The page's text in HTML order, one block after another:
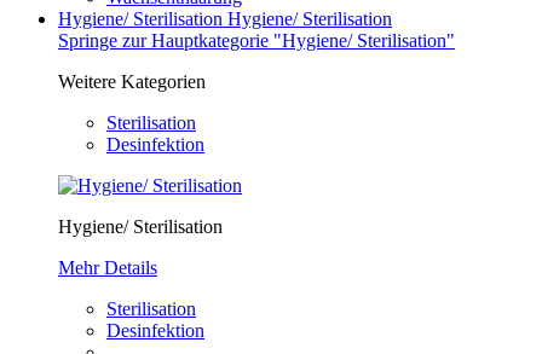
Hygiene/ Sterilisation Hygiene/ Sterilisation
Springe zur Hauptkategorie "Hygiene/ Sterilisation"
Weitere Kategorien
Sterilisation
Desinfektion
Hygiene/ Sterilisation
Mehr Details
Sterilisation
Desinfektion